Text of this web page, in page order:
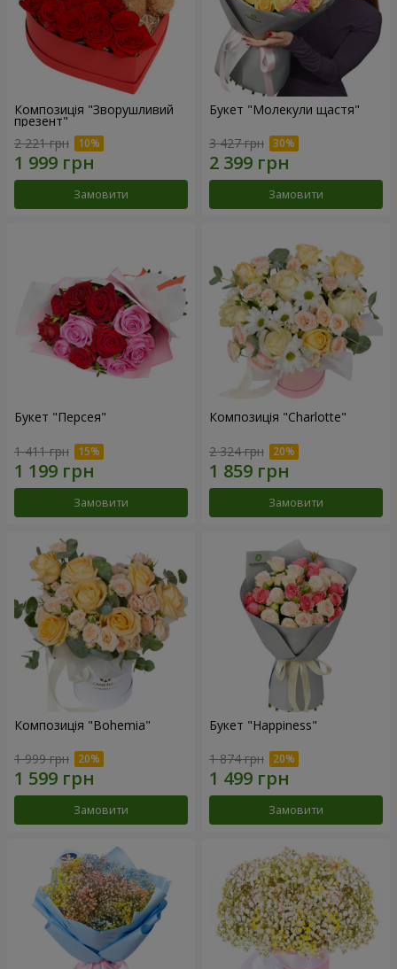
Композиція "Зворушливий
презент"
2 221 грн
Замовити
Букет "Молекули щастя"
3 427 грн
Замовити
Букет "Персея"
1 411 грн
Замовити
Композиція "Charlotte"
2 324 грн
Замовити
Композиція "Bohemia"
1 999 грн
Замовити
Букет "Happiness"
1 874 грн
Замовити